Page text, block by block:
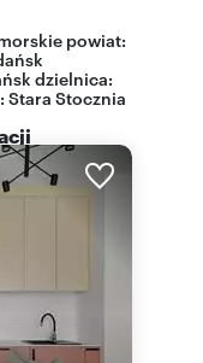
powiat:
dzielnica:
Stara Stocznia